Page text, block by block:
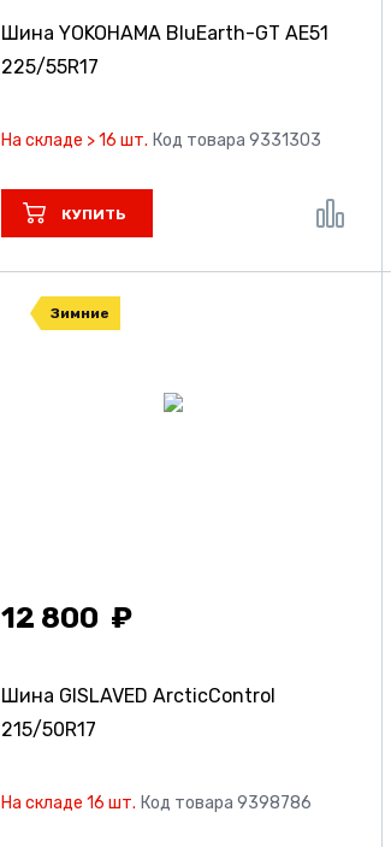
Шина YOKOHAMA BluEarth-GT AE51
225/55R17
На складе > 16 шт. Код товара 9331303
КУПИТЬ
Зимние
12 800
Шина GISLAVED ArcticControl
215/50R17
На складе 16 шт. Код товара 9398786